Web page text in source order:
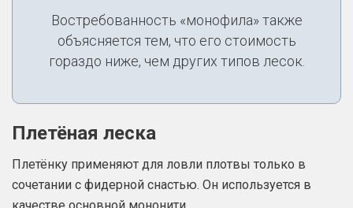
Востребованность «монофила» также
объясняется тем, что его стоимость
гораздо ниже, чем других типов лесок.
Плетёная леска
Плетёнку применяют для ловли плотвы только в
сочетании с фидерной снастью. Он используется в